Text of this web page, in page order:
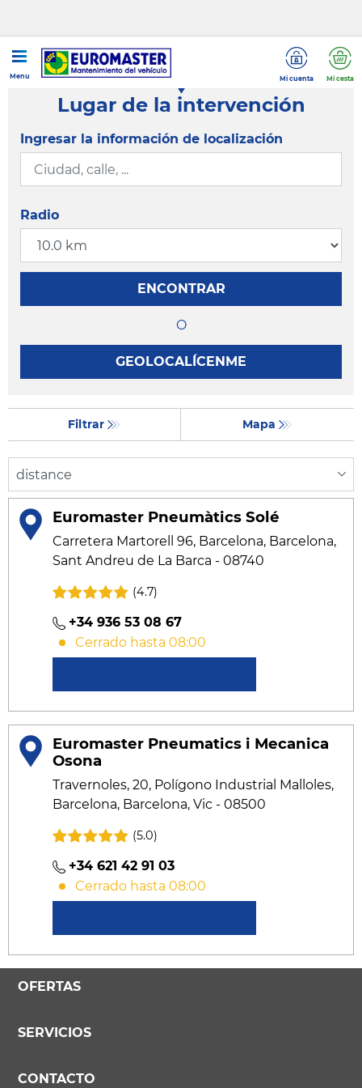
Menu Mi cuenta Mi cesta
Lugar de la intervención
Ingresar la información de localización
Radio
ENCONTRAR
O
GEOLOCALÍCENME
Filtrar Mapa
Euromaster Pneumàtics Solé
Carretera Martorell 96, Barcelona, Barcelona,
Sant Andreu de La Barca - 08740
(4.7)
+34 936 53 08 67
Cerrado hasta 08:00
Euromaster Pneumatics i Mecanica
Osona
Travernoles, 20, Polígono Industrial Malloles,
Barcelona, Barcelona, Vic - 08500
(5.0)
+34 621 42 91 03
Cerrado hasta 08:00
OFERTAS
SERVICIOS
CONTACTO